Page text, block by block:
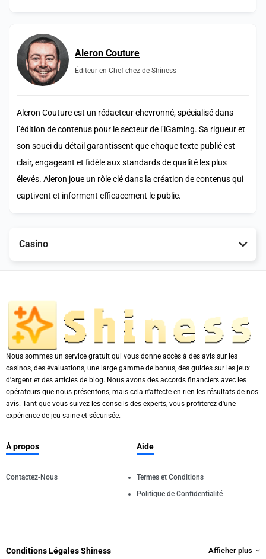
Aleron Couture
Éditeur en Chef chez de Shiness
Aleron Couture est un rédacteur chevronné, spécialisé dans
l’édition de contenus pour le secteur de l’iGaming. Sa rigueur et
son souci du détail garantissent que chaque texte publié est
clair, engageant et fidèle aux standards de qualité les plus
élevés. Aleron joue un rôle clé dans la création de contenus qui
captivent et informent efficacement le public.
Casino
Nous sommes un service gratuit qui vous donne accès à des avis sur les
casinos, des évaluations, une large gamme de bonus, des guides sur les jeux
d'argent et des articles de blog. Nous avons des accords financiers avec les
opérateurs que nous présentons, mais cela n'affecte en rien les résultats de nos
avis. Tant que vous suivez les conseils des experts, vous profiterez d'une
expérience de jeu saine et sécurisée.
À propos
Contactez-Nous
Aide
Termes et Conditions
Politique de Confidentialité
Conditions Légales Shiness Afficher plus